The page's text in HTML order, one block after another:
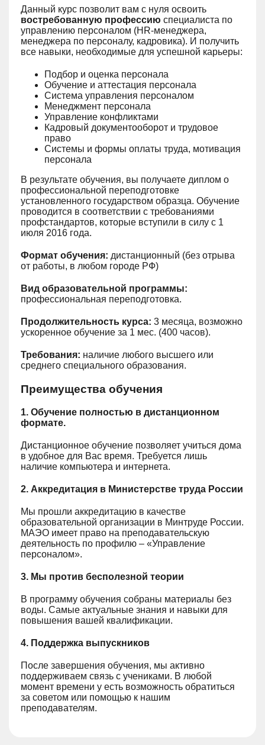
Данный курс позволит вам с нуля освоить
востребованную профессию специалиста по
управлению персоналом (НR-менеджера,
менеджера по персоналу, кадровика). И получить
все навыки, необходимые для успешной карьеры:
Подбор и оценка персонала
Обучение и аттестация персонала
Система управления персоналом
Менеджмент персонала
Управление конфликтами
Кадровый документооборот и трудовое
право
Системы и формы оплаты труда, мотивация
персонала
В результате обучения, вы получаете диплом о
профессиональной переподготовке
установленного государством образца. Обучение
проводится в соответствии с требованиями
профстандартов, которые вступили в силу с 1
июля 2016 года.
Формат обучения: дистанционный (без отрыва
от работы, в любом городе РФ)
Вид образовательной программы:
профессиональная переподготовка.
Продолжительность курса: 3 месяца, возможно
ускоренное обучение за 1 мес. (400 часов).
Требования: наличие любого высшего или
среднего специального образования.
Преимущества обучения
1. Обучение полностью в дистанционном
формате.
Дистанционное обучение позволяет учиться дома
в удобное для Вас время. Требуется лишь
наличие компьютера и интернета.
2. Аккредитация в Министерстве труда России
Мы прошли аккредитацию в качестве
образовательной организации в Минтруде России.
МАЭО имеет право на преподавательскую
деятельность по профилю – «Управление
персоналом».
3. Мы против бесполезной теории
В программу обучения собраны материалы без
воды. Самые актуальные знания и навыки для
повышения вашей квалификации.
4. Поддержка выпускников
После завершения обучения, мы активно
поддерживаем связь с учениками. В любой
момент времени у есть возможность обратиться
за советом или помощью к нашим
преподавателям.